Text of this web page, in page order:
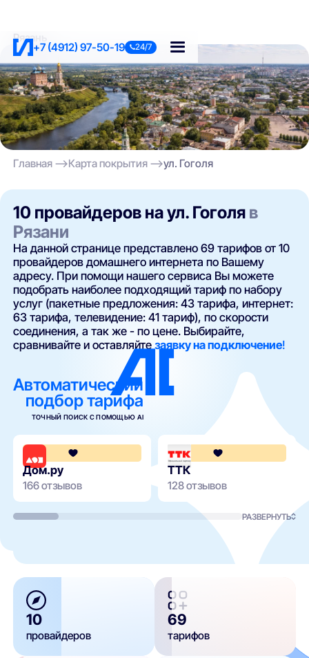
+7 (4912) 97-50-19 24/7
Рязань
Главная Карта покрытия ул. Гоголя
10 провайдеров на ул. Гоголя в
Рязани
На данной странице представлено 69 тарифов от 10
провайдеров домашнего интернета по Вашему
адресу. При помощи нашего сервиса Вы можете
подобрать наиболее подходящий тариф по набору
услуг (пакетные предложения: 43 тарифа, интернет:
63 тарифа, телевидение: 41 тариф), по скорости
соединения, а так же - по цене. Выбирайте,
сравнивайте и оставляйтезаявку на подключение!
Автоматический
подбор тарифа
ТОЧНЫЙ ПОИСК С ПОМОЩЬЮ AI
4.3
Дом.ру
166 отзывов
ТТК
128 отзывов
РАЗВЕРНУТЬ
10
провайдеров
69
тарифов